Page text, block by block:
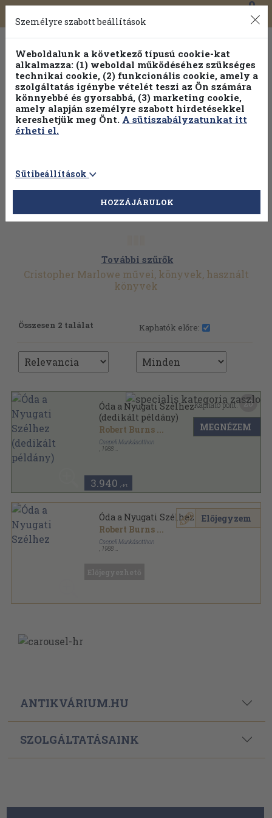
Toggle
navigation
0
További szűrők
Cristopher Marlowe művei, könyvek, használt
könyvek
Összesen 2 találat Kaphatók előre:
Óda a Nyugati Szélhez
(dedikált példány)
Robert Burns ...
Csepeli Munkásotthon
1988
3.940 ,-Ft
Kapható pont: 20
MEGNÉZEM
Óda a Nyugati Szélhez
Robert Burns ...
Csepeli Munkásotthon
1988
Előjegyzem
ANTIKVÁRIUM.HU
SZOLGÁLTATÁSAINK
Személyre szabott beállítások
Weboldalunk a következő típusú cookie-kat
alkalmazza: (1) weboldal működéséhez szükséges
technikai cookie, (2) funkcionális cookie, amely a
szolgáltatás igénybe vételét teszi az Ön számára
könnyebbé és gyorsabbá, (3) marketing cookie,
amely alapján személyre szabott hirdetésekkel
kereshetjük meg Önt. A sütiszabályzatunkat itt
érheti el.
Sütibeállítások
HOZZÁJÁRULOK